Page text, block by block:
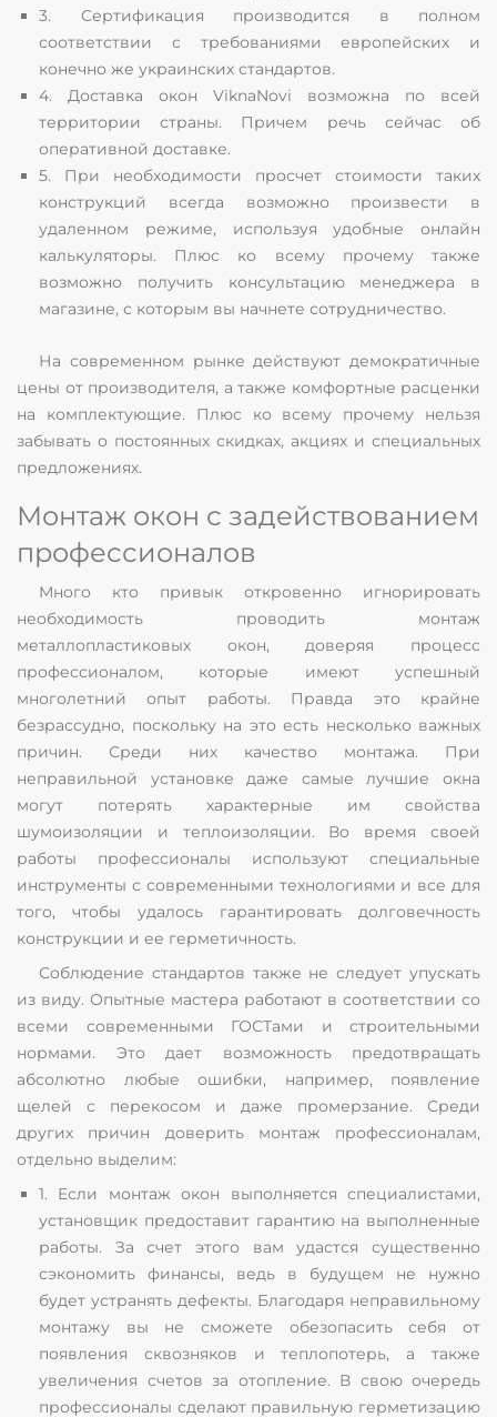
3. Сертификация производится в полном
соответствии с требованиями европейских и
конечно же украинских стандартов.
4. Доставка окон ViknaNovi возможна по всей
территории страны. Причем речь сейчас об
оперативной доставке.
5. При необходимости просчет стоимости таких
конструкций всегда возможно произвести в
удаленном режиме, используя удобные онлайн
калькуляторы. Плюс ко всему прочему также
возможно получить консультацию менеджера в
магазине, с которым вы начнете сотрудничество.
На современном рынке действуют демократичные
цены от производителя, а также комфортные расценки
на комплектующие. Плюс ко всему прочему нельзя
забывать о постоянных скидках, акциях и специальных
предложениях.
Монтаж окон с задействованием
профессионалов
Много кто привык откровенно игнорировать
необходимость проводить монтаж
металлопластиковых окон, доверяя процесс
профессионалом, которые имеют успешный
многолетний опыт работы. Правда это крайне
безрассудно, поскольку на это есть несколько важных
причин. Среди них качество монтажа. При
неправильной установке даже самые лучшие окна
могут потерять характерные им свойства
шумоизоляции и теплоизоляции. Во время своей
работы профессионалы используют специальные
инструменты с современными технологиями и все для
того, чтобы удалось гарантировать долговечность
конструкции и ее герметичность.
Соблюдение стандартов также не следует упускать
из виду. Опытные мастера работают в соответствии со
всеми современными ГОСТами и строительными
нормами. Это дает возможность предотвращать
абсолютно любые ошибки, например, появление
щелей с перекосом и даже промерзание. Среди
других причин доверить монтаж профессионалам,
отдельно выделим:
1. Если монтаж окон выполняется специалистами,
установщик предоставит гарантию на выполненные
работы. За счет этого вам удастся существенно
сэкономить финансы, ведь в будущем не нужно
будет устранять дефекты. Благодаря неправильному
монтажу вы не сможете обезопасить себя от
появления сквозняков и теплопотерь, а также
увеличения счетов за отопление. В свою очередь
профессионалы сделают правильную герметизацию